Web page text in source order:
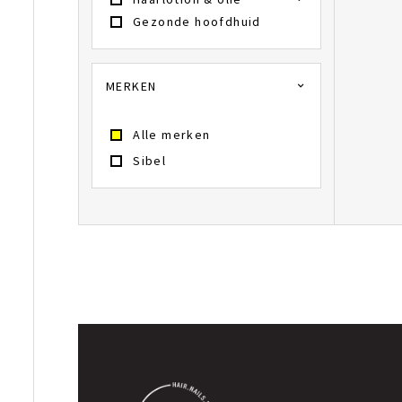
Gezonde hoofdhuid
MERKEN
Alle merken
Sibel